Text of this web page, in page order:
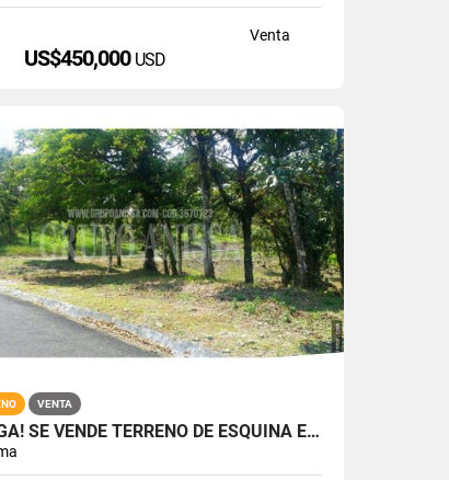
Venta
US$450,000 USD
VENTA
GANGA! SE VENDE TERRENO DE ESQUINA EN LA RIOCA ALTOS DEL MARIA